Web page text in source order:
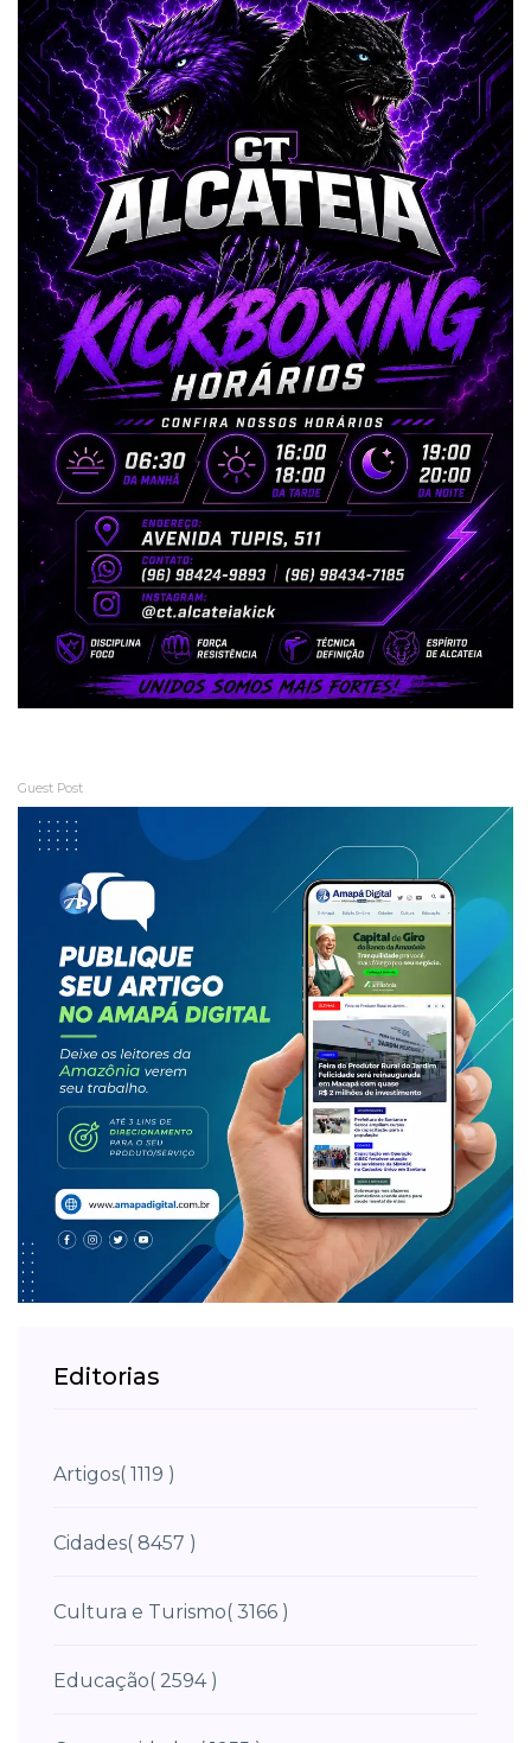
Guest Post
Editorias
Artigos( 1119 )
Cidades( 8457 )
Cultura e Turismo( 3166 )
Educação( 2594 )